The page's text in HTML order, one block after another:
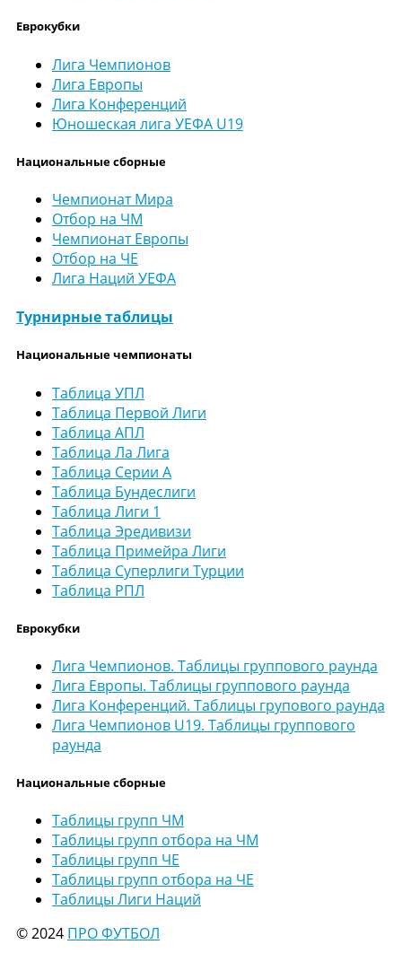
Еврокубки
Лига Чемпионов
Лига Европы
Лига Конференций
Юношеская лига УЕФА U19
Национальные сборные
Чемпионат Мира
Отбор на ЧМ
Чемпионат Европы
Отбор на ЧЕ
Лига Наций УЕФА
Турнирные таблицы
Национальные чемпионаты
Таблица УПЛ
Таблица Первой Лиги
Таблица АПЛ
Таблица Ла Лига
Таблица Серии А
Таблица Бундеслиги
Таблица Лиги 1
Таблица Эредивизи
Таблица Примейра Лиги
Таблица Суперлиги Турции
Таблица РПЛ
Еврокубки
Лига Чемпионов. Таблицы группового раунда
Лига Европы. Таблицы группового раунда
Лига Конференций. Таблицы групового раунда
Лига Чемпионов U19. Таблицы группового
раунда
Национальные сборные
Таблицы групп ЧМ
Таблицы групп отбора на ЧМ
Таблицы групп ЧЕ
Таблицы групп отбора на ЧЕ
Таблицы Лиги Наций
© 2024 ПРО ФУТБОЛ